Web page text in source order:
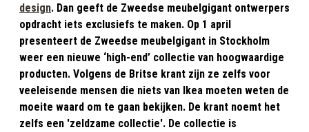
design. Dan geeft de Zweedse meubelgigant ontwerpers
opdracht iets exclusiefs te maken. Op 1 april
presenteert de Zweedse meubelgigant in Stockholm
weer een nieuwe ‘high-end’ collectie van hoogwaardige
producten. Volgens de Britse krant zijn ze zelfs voor
veeleisende mensen die niets van Ikea moeten weten de
moeite waard om te gaan bekijken. De krant noemt het
zelfs een 'zeldzame collectie'. De collectie is